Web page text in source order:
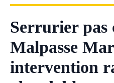
Serrurier pas
Malpasse
intervention